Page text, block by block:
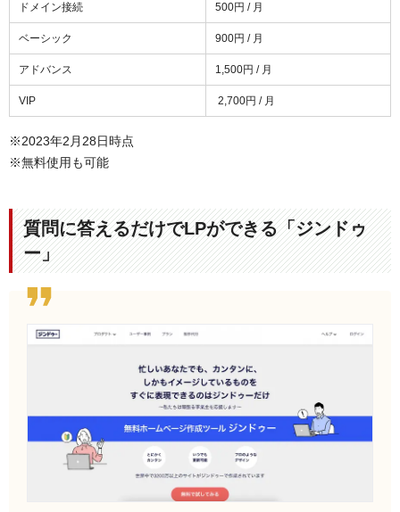
ドメイン接続 500円 / 月
ベーシック 900円 / 月
アドバンス 1,500円 / 月
VIP 2,700円 / 月
※2023年2月28日時点
※無料使用も可能
質問に答えるだけでLPができる「ジンドゥ
ー」